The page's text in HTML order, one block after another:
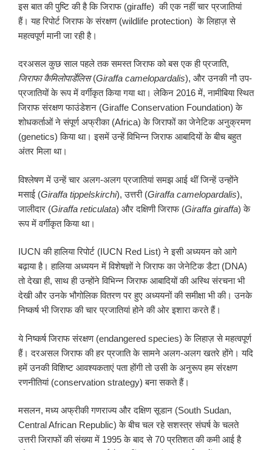
इस बात की पुष्टि की है कि जिराफ (giraffe) की एक नहीं चार प्रजातियां
हैं। यह रिपोर्ट जिराफ के संरक्षण (wildlife protection) के लिहाज़ से
महत्वपूर्ण मानी जा रही है।
दरअसल कुछ साल पहले तक समस्त जिराफ को बस एक ही प्रजाति,
जिराफा कैमिलोपार्डेलिस(Giraffa camelopardalis), और उनकी नौ उप-
प्रजातियों के रूप में वर्गीकृत किया गया था। लेकिन 2016 में, नामीबिया स्थित
जिराफ संरक्षण फाउंडेशन (Giraffe Conservation Foundation) के
शोधकर्ताओं ने संपूर्ण अफ्रीका (Africa) के जिराफों का जेनेटिक अनुक्रमण
(genetics) किया था। इसमें उन्हें विभिन्न जिराफ आबादियों के बीच बहुत
अंतर मिला था।
विश्लेषण में उन्हें चार अलग-अलग प्रजातियां समझ आई थीं जिन्हें उन्होंने
मसाई (Giraffa tippelskirchi), उत्तरी (Giraffa camelopardalis),
जालीदार (Giraffa reticulata) और दक्षिणी जिराफ (Giraffa giraffa) के
रूप में वर्गीकृत किया था।
IUCN की हालिया रिपोर्ट (IUCN Red List) ने इसी अध्ययन को आगे
बढ़ाया है। हालिया अध्ययन में विशेषज्ञों ने जिराफ का जेनेटिक डैटा (DNA)
तो देखा ही, साथ ही उन्होंने विभिन्न जिराफ आबादियों की अस्थि संरचना भी
देखी और उनके भौगोलिक वितरण पर हुए अध्ययनों की समीक्षा भी की। उनके
निष्कर्ष भी जिराफ की चार प्रजातियां होने की ओर इशारा करते हैं।
ये निष्कर्ष जिराफ संरक्षण (endangered species) के लिहाज़ से महत्वपूर्ण
हैं। दरअसल जिराफ की हर प्रजाति के सामने अलग-अलग खतरे होंगे। यदि
हमें उनकी विशिष्ट आवश्यकताएं पता होंगी तो उसी के अनुरूप हम संरक्षण
रणनीतियां (conservation strategy) बना सकते हैं।
मसलन, मध्य अफ्रीकी गणराज्य और दक्षिण सूडान (South Sudan,
Central African Republic) के बीच चल रहे सशस्त्र संघर्ष के चलते
उत्तरी जिराफों की संख्या में 1995 के बाद से 70 प्रतिशत की कमी आई है